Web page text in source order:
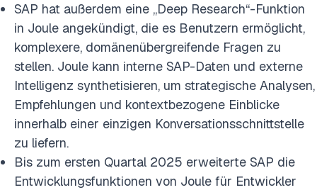
SAP hat außerdem eine „Deep Research“-Funktion
in Joule angekündigt, die es Benutzern ermöglicht,
komplexere, domänenübergreifende Fragen zu
stellen. Joule kann interne SAP-Daten und externe
Intelligenz synthetisieren, um strategische Analysen,
Empfehlungen und kontextbezogene Einblicke
innerhalb einer einzigen Konversationsschnittstelle
zu liefern.
Bis zum ersten Quartal 2025 erweiterte SAP die
Entwicklungsfunktionen von Joule für Entwickler